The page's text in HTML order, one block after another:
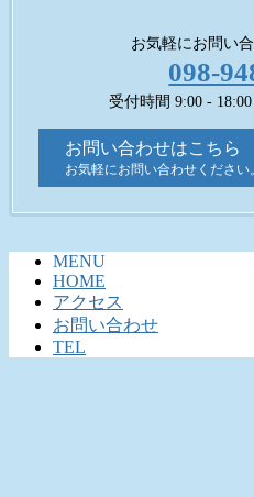
お気軽にお問い
098-
受付時間 9:00 -
お問い合わせはこちら
お気軽にお問い合わせください。
MENU
HOME
アクセス
お問い合わせ
TEL